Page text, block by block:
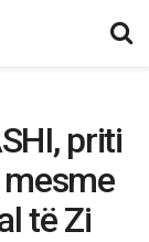
priti
të Zi